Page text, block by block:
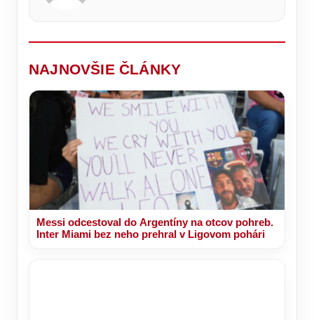
o
oddýchne
len
NAJNOVŠIE ČLÁNKY
Messi odcestoval do Argentíny na otcov pohreb.
Inter Miami bez neho prehral v Ligovom pohári